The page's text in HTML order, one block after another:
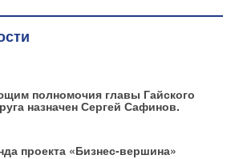
полномочия главы Гайского
назначен Сергей Сафинов.
проекта «Бизнес‑вершина»